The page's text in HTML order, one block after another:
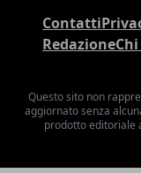
Contatti
Redazione
Questo sito non
aggiornato senza
prodotto editoriale